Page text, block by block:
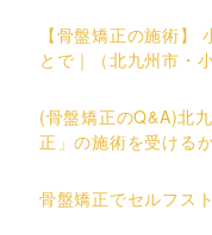
【骨盤矯正の施術】
とで｜（北九州市・
(骨盤矯正のQ&A)北
正」の施術を受ける
骨盤矯正でセルフス